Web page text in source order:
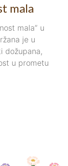
mala
mala” u
je u
dožupana,
u prometu